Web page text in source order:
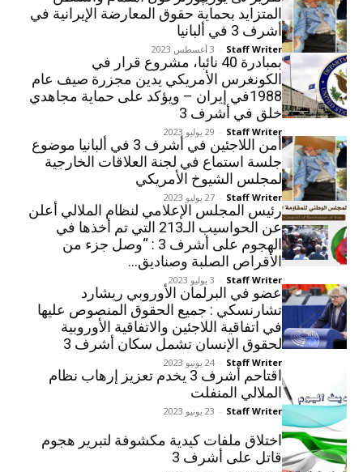
المتزايد بحماية حقوق المعارضة الإيرانية في
أشرف 3 في ألبانيا
Staff Writer
- 3 أغسطس 2023
بمبادرة 40 نائبا، مشروع قرار في
الكونغرس الأمريكي یدین مجزرة صيف عام
1988في إيران – ویؤکد علی حماية مجاهدي
خلق في أشرف 3
Staff Writer
- 29 يوليو 2023
أمن اللاجئين في أشرف 3 في ألبانيا موضوع
جلسة استماع في لجنة العلاقات الخارجية
لمجلس الشيوخ الأمريكي
Staff Writer
- 27 يوليو 2023
رئيس المجلس الإعلامي لنظام الملالي أعلن
عن الحواسيب الـ213 التي تم أخذها في
الهجوم على أشرف 3 : “وصل جزء من
الأقراص الصلبة وصناديق...
Staff Writer
- 3 يوليو 2023
عضو في البرلمان الأوروبي ريشارد
تشارنسكي : جميع الحقوق المنصوص عليها
في اتفاقية اللاجئين والاتفاقية الأوروبية
لحقوق الإنسان تشمل سكان أشرف 3
Staff Writer
- 24 يونيو 2023
اقتاحم أشرف 3 يخدم تعزيز إرهاب نظام
الملالي المنفلت
Staff Writer
- 23 يونيو 2023
اختلاق ملفات كيدية مكشوفة لتبرير هجوم
قاتل على أشرف 3